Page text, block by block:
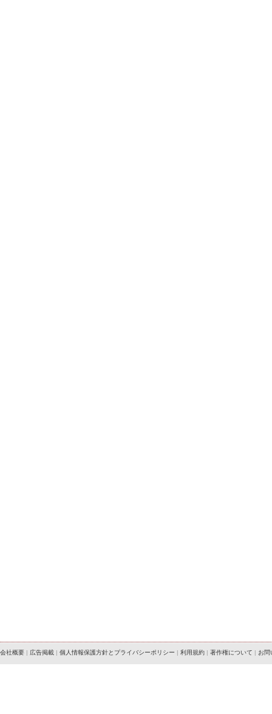
会社概要 | 広告掲載 | 個人情報保護方針とプライバシーポリシー | 利用規約 | 著作権について | お問